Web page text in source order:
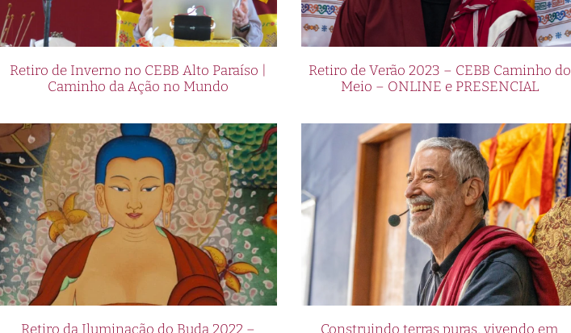
Retiro de Inverno no CEBB Alto Paraíso |
Caminho da Ação no Mundo
Retiro de Verão 2023 – CEBB Caminho do
Meio – ONLINE e PRESENCIAL